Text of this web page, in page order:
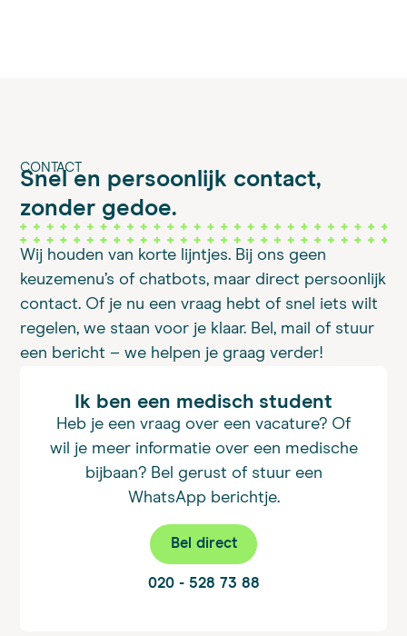
CONTACT
Snel en persoonlijk contact,
zonder gedoe.
Wij houden van korte lijntjes. Bij ons geen
keuzemenu’s of chatbots, maar direct persoonlijk
contact. Of je nu een vraag hebt of snel iets wilt
regelen, we staan voor je klaar. Bel, mail of stuur
een bericht – we helpen je graag verder!
Ik ben een medisch student
Heb je een vraag over een vacature? Of
wil je meer informatie over een medische
bijbaan? Bel gerust of stuur een
WhatsApp berichtje.
Bel direct
020 - 528 73 88